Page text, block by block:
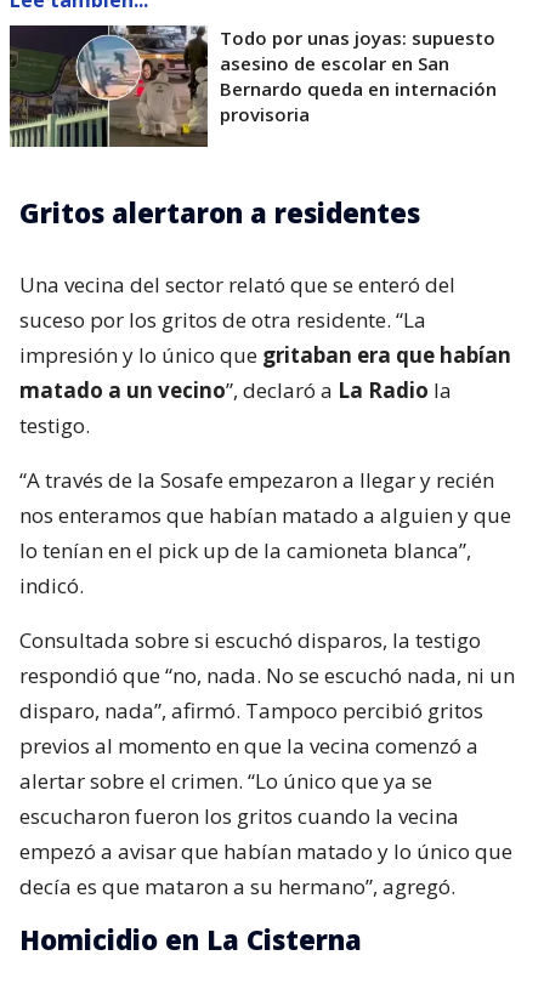
Todo por unas joyas: supuesto
asesino de escolar en San
Bernardo queda en internación
provisoria
Gritos alertaron a residentes
Una vecina del sector relató que se enteró del
suceso por los gritos de otra residente. “La
impresión y lo único que gritaban era que habían
matado a un vecino”, declaró a La Radio la
testigo.
“A través de la Sosafe empezaron a llegar y recién
nos enteramos que habían matado a alguien y que
lo tenían en el pick up de la camioneta blanca”,
indicó.
Consultada sobre si escuchó disparos, la testigo
respondió que “no, nada. No se escuchó nada, ni un
disparo, nada”, afirmó. Tampoco percibió gritos
previos al momento en que la vecina comenzó a
alertar sobre el crimen. “Lo único que ya se
escucharon fueron los gritos cuando la vecina
empezó a avisar que habían matado y lo único que
decía es que mataron a su hermano”, agregó.
Homicidio en La Cisterna